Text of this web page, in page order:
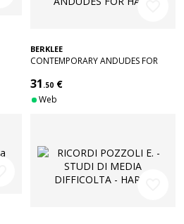
BERKLEE
CONTEMPORARY ANDUDES FOR
31 .50 €
Web